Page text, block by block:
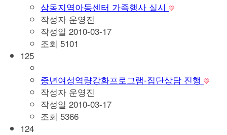
삼동지역아동센터 가족행사 실시
작성자 운영진
작성일 2010-03-17
조회 5101
125
중년여성역량강화프로그램-집단상담 진행
작성자 운영진
작성일 2010-03-17
조회 5366
124